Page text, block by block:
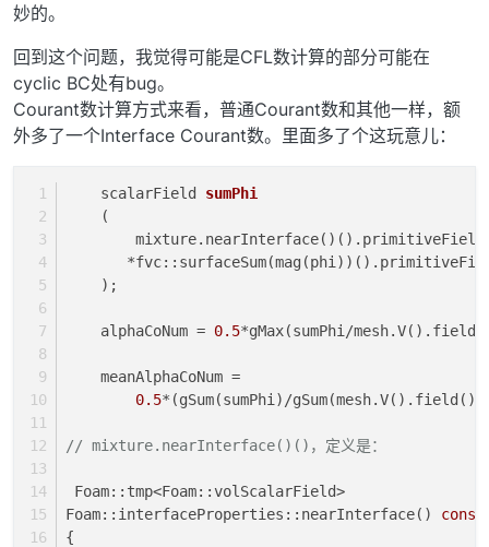
妙的。
回到这个问题，我觉得可能是CFL数计算的部分可能在
cyclic BC处有bug。
Courant数计算方式来看，普通Courant数和其他一样，额
外多了一个Interface Courant数。里面多了个这玩意儿：
    scalarField
sumPhi
(
    )
;
    alphaCoNum =
0.5*gMax(sumPhi/
    meanAlphaCoNum =
0.5*(gSum(sumPhi)/
// mixture.nearInterface()()，定义是：
Foam::tmp<Foam::volScalarField>
Foam::interfaceProperties::nearInterface() const
{